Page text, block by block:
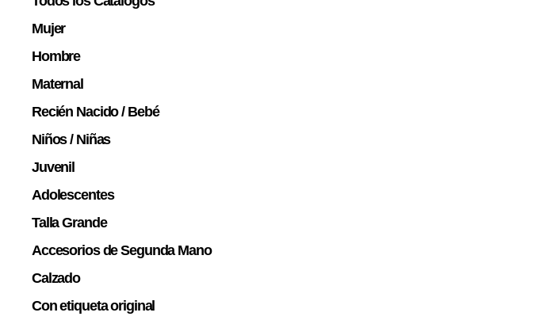
Mujer
Hombre
Maternal
Recién Nacido / Bebé
Niños / Niñas
Juvenil
Adolescentes
Talla Grande
Accesorios de Segunda Mano
Calzado
Con etiqueta original